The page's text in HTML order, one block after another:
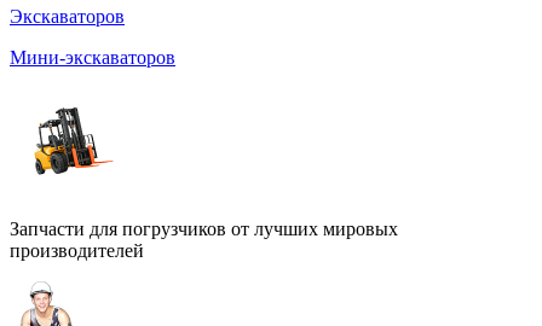
Экскаваторов
Мини-экскаваторов
Запчасти для погрузчиков от лучших мировых
производителей